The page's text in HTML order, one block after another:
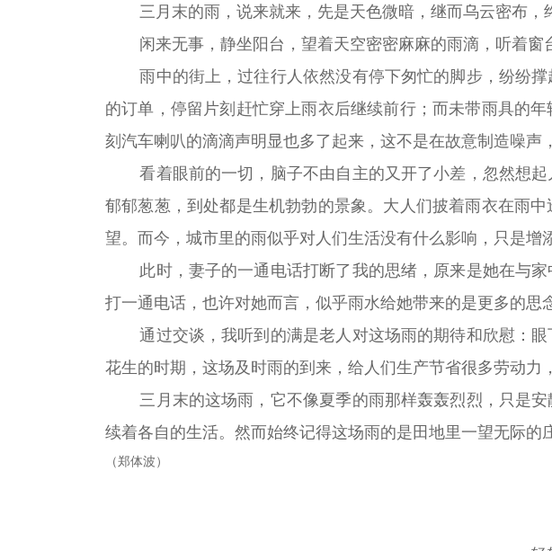
三月末的雨，说来就来，先是天色微暗，继而乌云密布，
闲来无事，静坐阳台，望着天空密密麻麻的雨滴，听着
雨中的街上，过往行人依然没有停下匆忙的脚步，纷纷
的订单，停留片刻赶忙穿上雨衣后继续前行；而未带雨具的
刻汽车喇叭的滴滴声明显也多了起来，这不是在故意制造噪声
看着眼前的一切，脑子不由自主的又开了小差，忽然想
郁郁葱葱，到处都是生机勃勃的景象。大人们披着雨衣在雨
望。而今，城市里的雨似乎对人们生活没有什么影响，只是增
此时，妻子的一通电话打断了我的思绪，原来是她在与
打一通电话，也许对她而言，似乎雨水给她带来的是更多的思
通过交谈，我听到的满是老人对这场雨的期待和欣慰：
花生的时期，这场及时雨的到来，给人们生产节省很多劳动力
三月末的这场雨，它不像夏季的雨那样轰轰烈烈，只是
续着各自的生活。然而始终记得这场雨的是田地里一望无际的
（郑体波）